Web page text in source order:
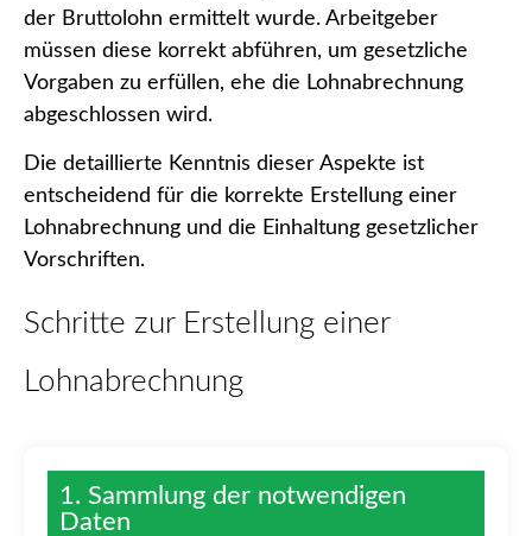
der Bruttolohn ermittelt wurde. Arbeitgeber
müssen diese korrekt abführen, um gesetzliche
Vorgaben zu erfüllen, ehe die Lohnabrechnung
abgeschlossen wird.
Die detaillierte Kenntnis dieser Aspekte ist
entscheidend für die korrekte Erstellung einer
Lohnabrechnung und die Einhaltung gesetzlicher
Vorschriften.
Schritte zur Erstellung einer
Lohnabrechnung
1. Sammlung der notwendigen
Daten